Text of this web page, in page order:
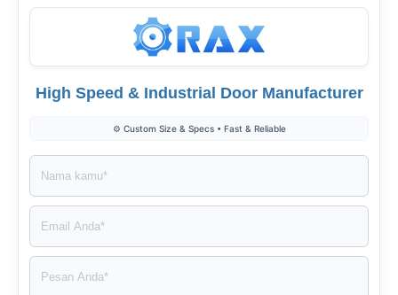
High Speed & Industrial Door Manufacturer
⚙️ Custom Size & Specs • Fast & Reliable